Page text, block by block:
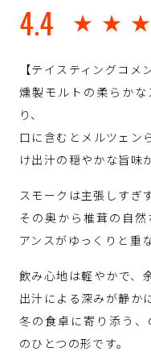
4.4
【テイスティングコメ
燻製モルトの柔らか
り、
口に含むとメルツェン
け出汁の穏やかな旨味
スモークは主張しすぎ
その奥から椎茸の自
アンスがゆっくりと重
飲み心地は軽やかで、
出汁による深みが静か
冬の食卓に寄り添う、
のひとつの形です。